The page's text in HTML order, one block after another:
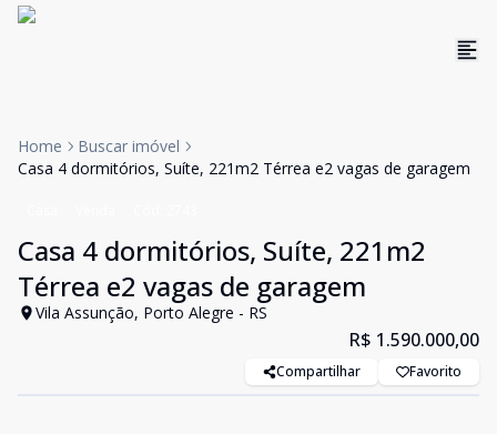
Home
Buscar imóvel
Casa 4 dormitórios, Suíte, 221m2 Térrea e2 vagas de garagem
Casa 4 dormitórios, Suíte, 221m2
Térrea e2 vagas de garagem
Vila Assunção, Porto Alegre - RS
R$ 1.590.000,00
Compartilhar Favorito